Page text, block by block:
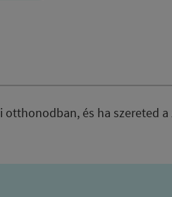
és ha szereted a